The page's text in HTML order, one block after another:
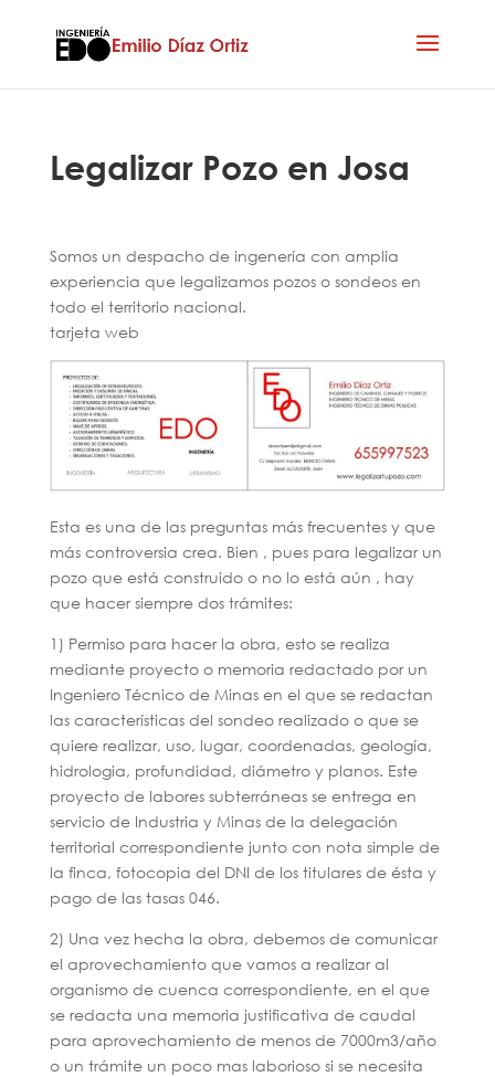
Legalizar Pozo en Josa
Somos un despacho de ingenería con amplia
experiencia que legalizamos pozos o sondeos en
todo el territorio nacional.
tarjeta web
Esta es una de las preguntas más frecuentes y que
más controversia crea. Bien , pues para legalizar un
pozo que está construido o no lo está aún , hay
que hacer siempre dos trámites:
1) Permiso para hacer la obra, esto se realiza
mediante proyecto o memoria redactado por un
Ingeniero Técnico de Minas en el que se redactan
las características del sondeo realizado o que se
quiere realizar, uso, lugar, coordenadas, geología,
hidrologia, profundidad, diámetro y planos. Este
proyecto de labores subterráneas se entrega en
servicio de Industria y Minas de la delegación
territorial correspondiente junto con nota simple de
la finca, fotocopia del DNI de los titulares de ésta y
pago de las tasas 046.
2) Una vez hecha la obra, debemos de comunicar
el aprovechamiento que vamos a realizar al
organismo de cuenca correspondiente, en el que
se redacta una memoria justificativa de caudal
para aprovechamiento de menos de 7000m3/año
o un trámite un poco mas laborioso si se necesita